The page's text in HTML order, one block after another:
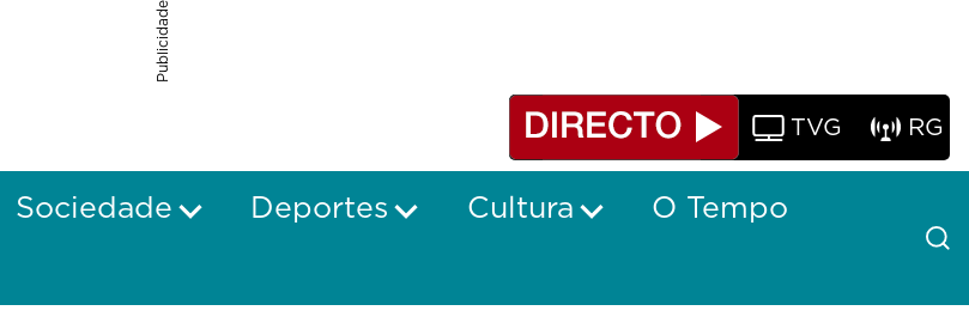
Publicidade
TVG RG
Sociedade Deportes Cultura
O Tempo